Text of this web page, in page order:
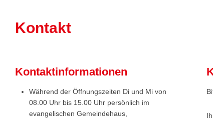
Kontakt
Kontaktinformationen
Während der Öffnungszeiten Di und Mi von
08.00 Uhr bis 15.00 Uhr persönlich im
evangelischen Gemeindehaus,